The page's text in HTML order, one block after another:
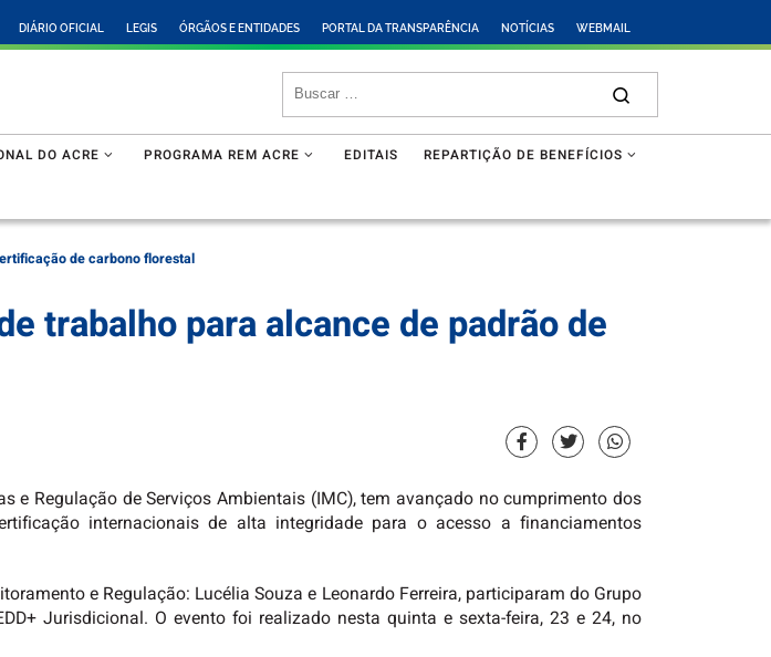
DIÁRIO OFICIAL LEGIS ÓRGÃOS E ENTIDADES PORTAL DA TRANSPARÊNCIA NOTÍCIAS WEBMAIL
DO ACRE PROGRAMA REM ACRE EDITAIS REPARTIÇÃO DE BENEFÍCIOS
de carbono florestal
trabalho para alcance de padrão de
Regulação de Serviços Ambientais (IMC), tem avançado no cumprimento dos
internacionais de alta integridade para o acesso a financiamentos
e Regulação: Lucélia Souza e Leonardo Ferreira, participaram do Grupo
Jurisdicional. O evento foi realizado nesta quinta e sexta-feira, 23 e 24, no